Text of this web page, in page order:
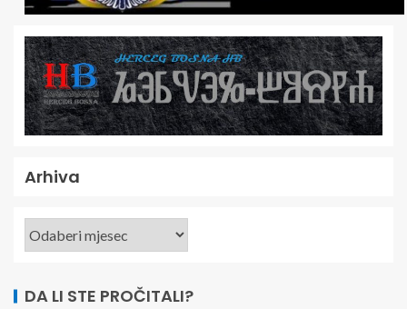
Arhiva
DA LI STE PROČITALI?